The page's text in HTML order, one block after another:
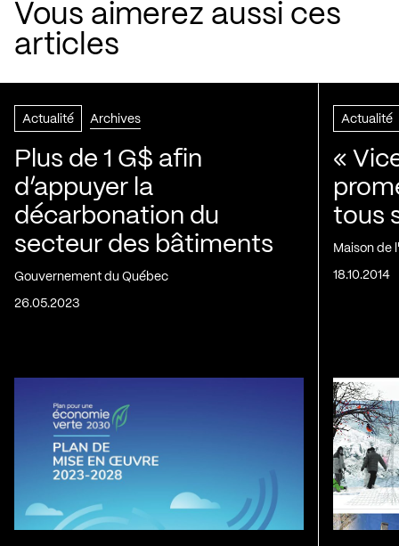
Vous aimerez aussi ces
articles
Actualité Archives
Plus de 1 G$ afin
d’appuyer la
décarbonation du
secteur des bâtiments
Gouvernement du Québec
26.05.2023
Actualité
«
tous
Maison de
18.10.2014